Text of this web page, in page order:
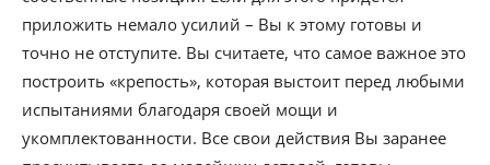
приложить немало усилий – Вы к этому готовы и
точно не отступите. Вы считаете, что самое важное это
построить «крепость», которая выстоит перед любыми
испытаниями благодаря своей мощи и
укомплектованности. Все свои действия Вы заранее